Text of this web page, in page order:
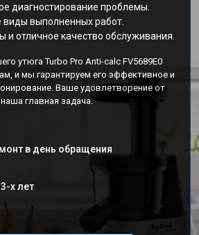
диагностирование проблемы.
виды выполненных работ.
и отличное качество обслуживания.
утюга Turbo Pro Anti-calc FV5689E0
и мы гарантируем его эффективное и
Ваше удовлетворение от
главная задача.
в день обращения
х лет